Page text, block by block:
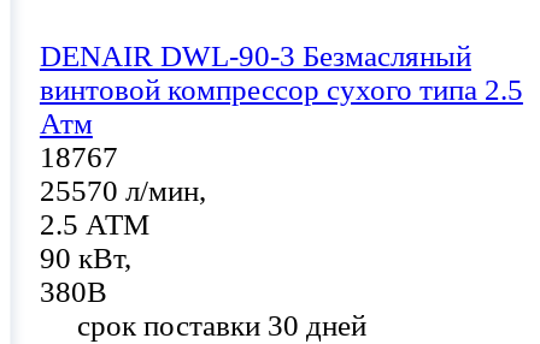
DENAIR DWL-90-3 Безмасляный
винтовой компрессор сухого типа 2.5
Атм
18767
25570 л/мин,
2.5 АТМ
90 кВт,
380В
срок поставки 30 дней